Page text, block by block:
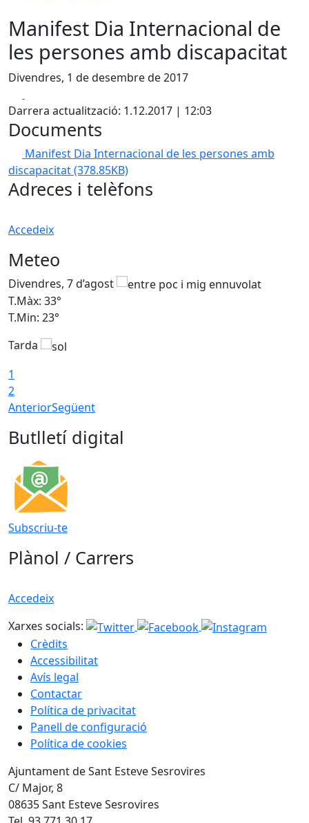
Manifest Dia Internacional de
les persones amb discapacitat
Divendres, 1 de desembre de 2017
Darrera actualització: 1.12.2017 | 12:03
Documents
Manifest Dia Internacional de les persones amb
discapacitat(378.85KB)
Adreces i telèfons
Accedeix
Meteo
Divendres, 7 d’agost
T.Màx: 33°
T.Min: 23°
Tarda
1
2
AnteriorSegüent
Butlletí digital
Subscriu-te
Plànol / Carrers
Accedeix
Xarxes socials:
Crèdits
Accessibilitat
Avís legal
Contactar
Política de privacitat
Panell de configuració
Política de cookies
Ajuntament de Sant Esteve Sesrovires
C/ Major, 8
08635 Sant Esteve Sesrovires